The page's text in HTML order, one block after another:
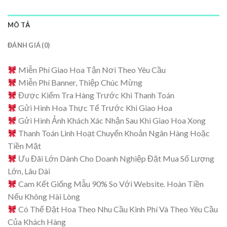
MÔ TẢ
ĐÁNH GIÁ (0)
Miễn Phí Giao Hoa Tận Nơi Theo Yêu Cầu
Miễn Phí Banner, Thiệp Chúc Mừng
Được Kiểm Tra Hàng Trước Khi Thanh Toán
Gửi Hình Hoa Thực Tế Trước Khi Giao Hoa
Gửi Hình Ảnh Khách Xác Nhận Sau Khi Giao Hoa Xong
Thanh Toán Linh Hoạt Chuyển Khoản Ngân Hàng Hoặc
Tiền Mặt
Ưu Đãi Lớn Dành Cho Doanh Nghiệp Đặt Mua Số Lượng
Lớn, Lâu Dài
Cam Kết Giống Mẫu 90% So Với Website. Hoàn Tiền
Nếu Không Hài Lòng
Có Thể Đặt Hoa Theo Nhu Cầu Kinh Phí Và Theo Yêu Cầu
Của Khách Hàng